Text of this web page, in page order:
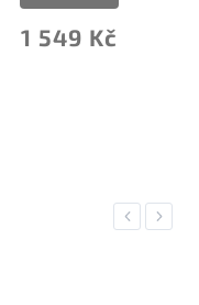
1 549 Kč
Previous
Next